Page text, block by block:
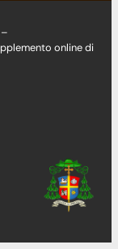
online di